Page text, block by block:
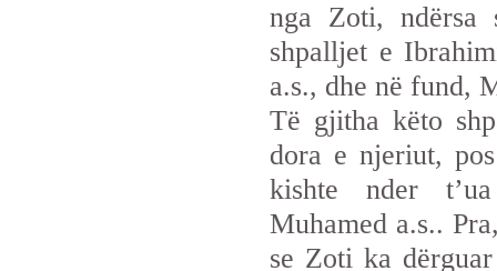
nga Zoti, ndërsa
shpalljet e
a.s., dhe në fund,
Të gjitha këto
dora e njeriut,
kishte nder
Muhamed a.s..
se Zoti ka